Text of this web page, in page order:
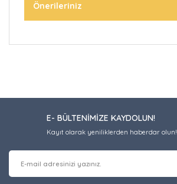
Önerileriniz
E- BÜLTENİMİZE KAYDOLUN!
Kayıt olarak yeniliklerden haberdar olun!